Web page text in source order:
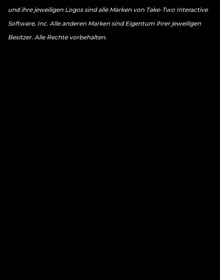
und ihre jeweiligen Logos sind alle Marken von Take-Two Interactive
Software, Inc. Alle anderen Marken sind Eigentum ihrer jeweiligen
Besitzer. Alle Rechte vorbehalten.